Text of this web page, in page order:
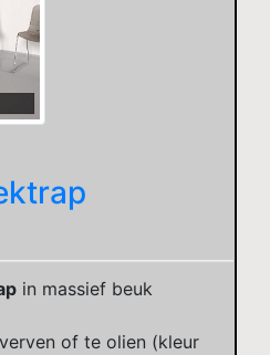
in massief beuk
of te olien (kleur